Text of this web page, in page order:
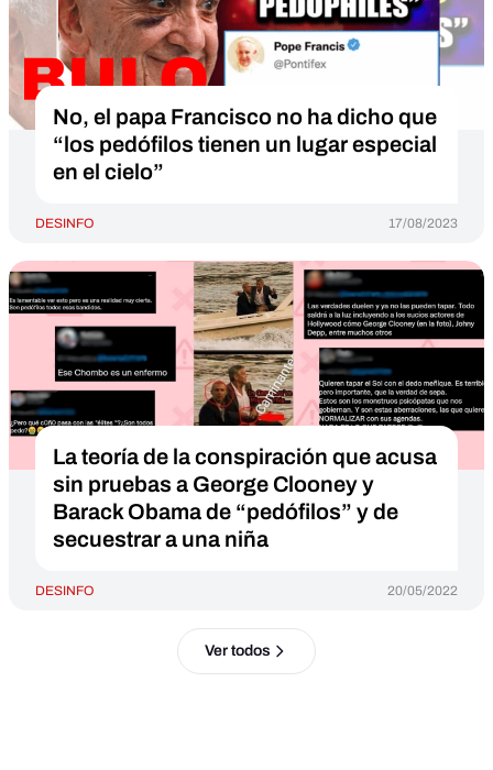
No, el papa Francisco no ha dicho que
“los pedófilos tienen un lugar especial
en el cielo”
DESINFO 17/08/2023
La teoría de la conspiración que acusa
sin pruebas a George Clooney y
Barack Obama de “pedófilos” y de
secuestrar a una niña
DESINFO 20/05/2022
Ver todos